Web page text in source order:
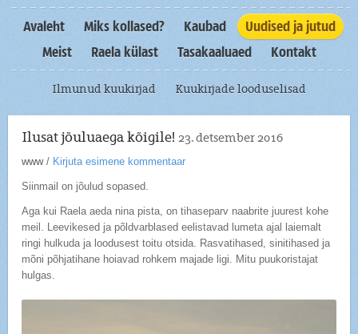
Avaleht Miks kollased? Kaubad
Uudised ja jutud
Meist
Raela külast Tasakaaluaed Kontakt
Ilmunud kuukirjad Kuukirjade looduselisad
Ilusat jõuluaega kõigile!23. detsember 2016
www/ Kirjuta esimene kommentaar
Siinmail on jõulud sopased.
Aga kui Raela aeda nina pista, on tihaseparv naabrite juurest kohe
meil. Leevikesed ja põldvarblased eelistavad lumeta ajal laiemalt
ringi hulkuda ja loodusest toitu otsida. Rasvatihased, sinitihased ja
mõni põhjatihane hoiavad rohkem majade ligi. Mitu puukoristajat
hulgas.